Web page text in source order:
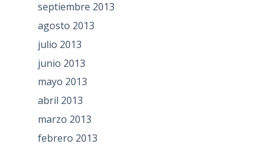
septiembre 2013
agosto 2013
julio 2013
junio 2013
mayo 2013
abril 2013
marzo 2013
febrero 2013